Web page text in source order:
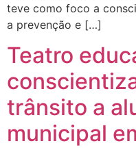
teve como foco a
a prevenção e […]
Teatro
trânsito a
municipal